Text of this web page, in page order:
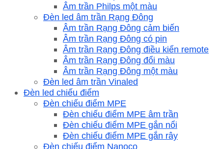
Âm trần Philps một màu
Đèn led âm trần Rạng Đông
Âm trần Rạng Đông cảm biến
Âm trần Rạng Đông có pin
Âm trần Rạng Đông điều kiển remote
Âm trần Rạng Đông đổi màu
Âm trần Rạng Đông một màu
Đèn led âm trần Vinaled
Đèn led chiếu điểm
Đèn chiếu điểm MPE
Đèn chiếu điểm MPE âm trần
Đèn chiếu điểm MPE gắn nổi
Đèn chiếu điểm MPE gắn rây
Đèn chiếu điểm Nanoco